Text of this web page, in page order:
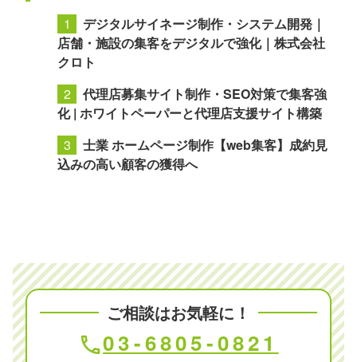
デジタルサイネージ制作・システム開発｜
店舗・施設の集客をデジタルで強化｜株式会社
クロト
代理店募集サイト制作・SEO対策で集客強
化 | ホワイトペーパーと代理店支援サイト構築
士業 ホームページ制作【web集客】成約見
込みの高い顧客の獲得へ
ご相談はお気軽に！
phone03-6805-0821